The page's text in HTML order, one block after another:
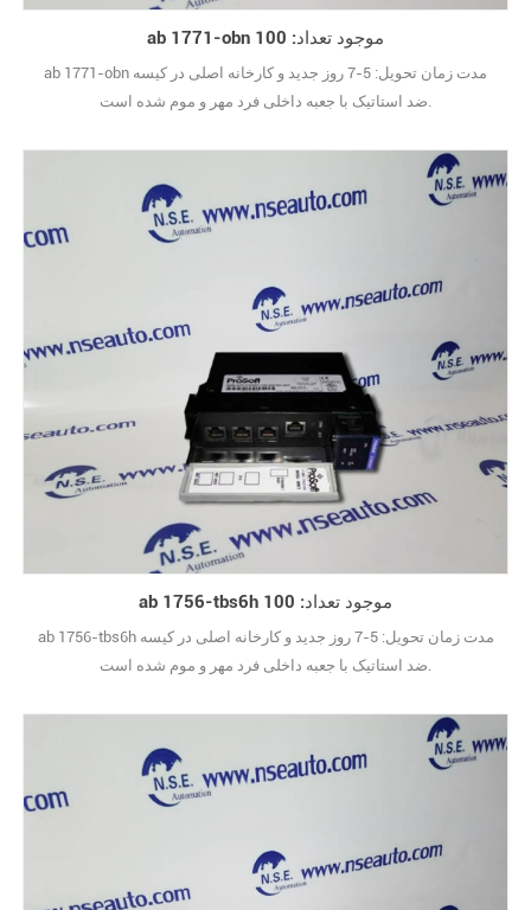
ab 1771-obn موجود تعداد: 100
ab 1771-obn مدت زمان تحویل: 5-7 روز جدید و کارخانه اصلی در کیسه
ضد استاتیک با جعبه داخلی فرد مهر و موم شده است.
ab 1756-tbs6h موجود تعداد: 100
ab 1756-tbs6h مدت زمان تحویل: 5-7 روز جدید و کارخانه اصلی در کیسه
ضد استاتیک با جعبه داخلی فرد مهر و موم شده است.